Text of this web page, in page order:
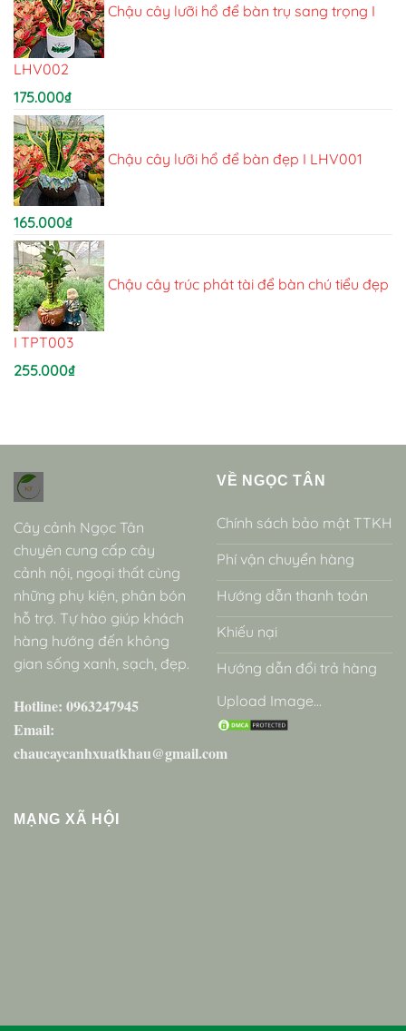
Chậu cây lưỡi hổ để bàn trụ sang trọng I
LHV002
175.000₫
Chậu cây lưỡi hổ để bàn đẹp I LHV001
165.000₫
Chậu cây trúc phát tài để bàn chú tiểu đẹp
I TPT003
255.000₫
Cây cảnh Ngọc Tân
chuyên cung cấp cây
cảnh nội, ngoại thất cùng
những phụ kiện, phân bón
hỗ trợ. Tự hào giúp khách
hàng hướng đến không
gian sống xanh, sạch, đẹp.
Hotline: 0963247945
Email:
chaucaycanhxuatkhau@gmail.com
VỀ NGỌC TÂN
Chính sách bảo mật TTKH
Phí vận chuyển hàng
Hướng dẫn thanh toán
Khiếu nại
Hướng dẫn đổi trả hàng
Upload Image...
MẠNG XÃ HỘI